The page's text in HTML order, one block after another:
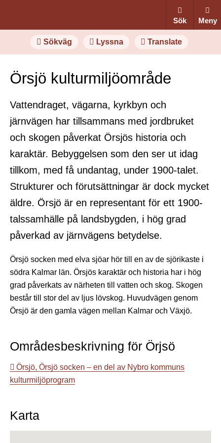
Sök Meny
Sökväg Lyssna Translate
Örsjö kulturmiljöområde
Vattendraget, vägarna, kyrkbyn och
järnvägen har tillsammans med jordbruket
och skogen påverkat Örsjös historia och
karaktär. Bebyggelsen som den ser ut idag
tillkom, med få undantag, under 1900-talet.
Strukturer och förutsättningar är dock mycket
äldre. Örsjö är en representant för ett 1900-
talssamhälle på landsbygden, i hög grad
påverkad av järnvägens betydelse.
Örsjö socken med elva sjöar hör till en av de sjörikaste i
södra Kalmar län. Örsjös karaktär och historia har i hög
grad påverkats av närheten till vatten och skog. Skogen
består till stor del av ljus lövskog. Huvudvägen genom
Örsjö är den gamla vägen mellan Kalmar och Växjö.
Områdesbeskrivning för Örjsö
Örsjö, Örsjö socken – en del av Nybro kommuns
kulturmiljöprogram
Karta